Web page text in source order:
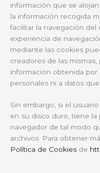
información que se
la información recogida
facilitar la navegación del
experiencia de
mediante las cookies
creadores de las
información obtenida por
personales ni a datos
Sin embargo, si el
en su disco duro, tiene
navegador de tal modo
archivos. Para obtener
Política de Cookies de